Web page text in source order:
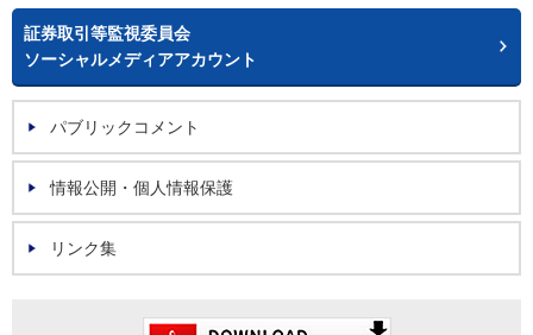
証券取引等監視委員会
ソーシャルメディアアカウント
パブリックコメント
情報公開・個人情報保護
リンク集